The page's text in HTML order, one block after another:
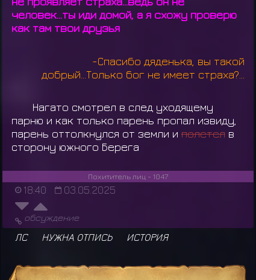
человек...ты иди домой, а я схожу проверю
как там твои друзья
-Спасибо дяденька, вы такой
добрый...Только бог не имеет страха?...
Нагато смотрел в след уходящему
парню и как только парень пропал извиду,
парень оттолкнулся от земли иполетелв
сторону южного Берега
Похититель лиц - 1047
18:40 03.05.2025
обсуждение
ЛС НУЖНА ОТПИСЬ ИСТОРИЯ